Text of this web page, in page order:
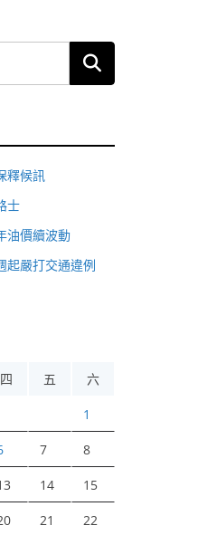
釋候訊
士
油價續波動
起嚴打交通違例
四 五 六
1
7 8
14 15
21 22